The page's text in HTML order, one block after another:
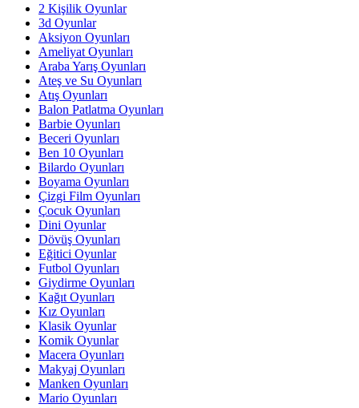
2 Kişilik Oyunlar
3d Oyunlar
Aksiyon Oyunları
Ameliyat Oyunları
Araba Yarış Oyunları
Ateş ve Su Oyunları
Atış Oyunları
Balon Patlatma Oyunları
Barbie Oyunları
Beceri Oyunları
Ben 10 Oyunları
Bilardo Oyunları
Boyama Oyunları
Çizgi Film Oyunları
Çocuk Oyunları
Dini Oyunlar
Dövüş Oyunları
Eğitici Oyunlar
Futbol Oyunları
Giydirme Oyunları
Kağıt Oyunları
Kız Oyunları
Klasik Oyunlar
Komik Oyunlar
Macera Oyunları
Makyaj Oyunları
Manken Oyunları
Mario Oyunları